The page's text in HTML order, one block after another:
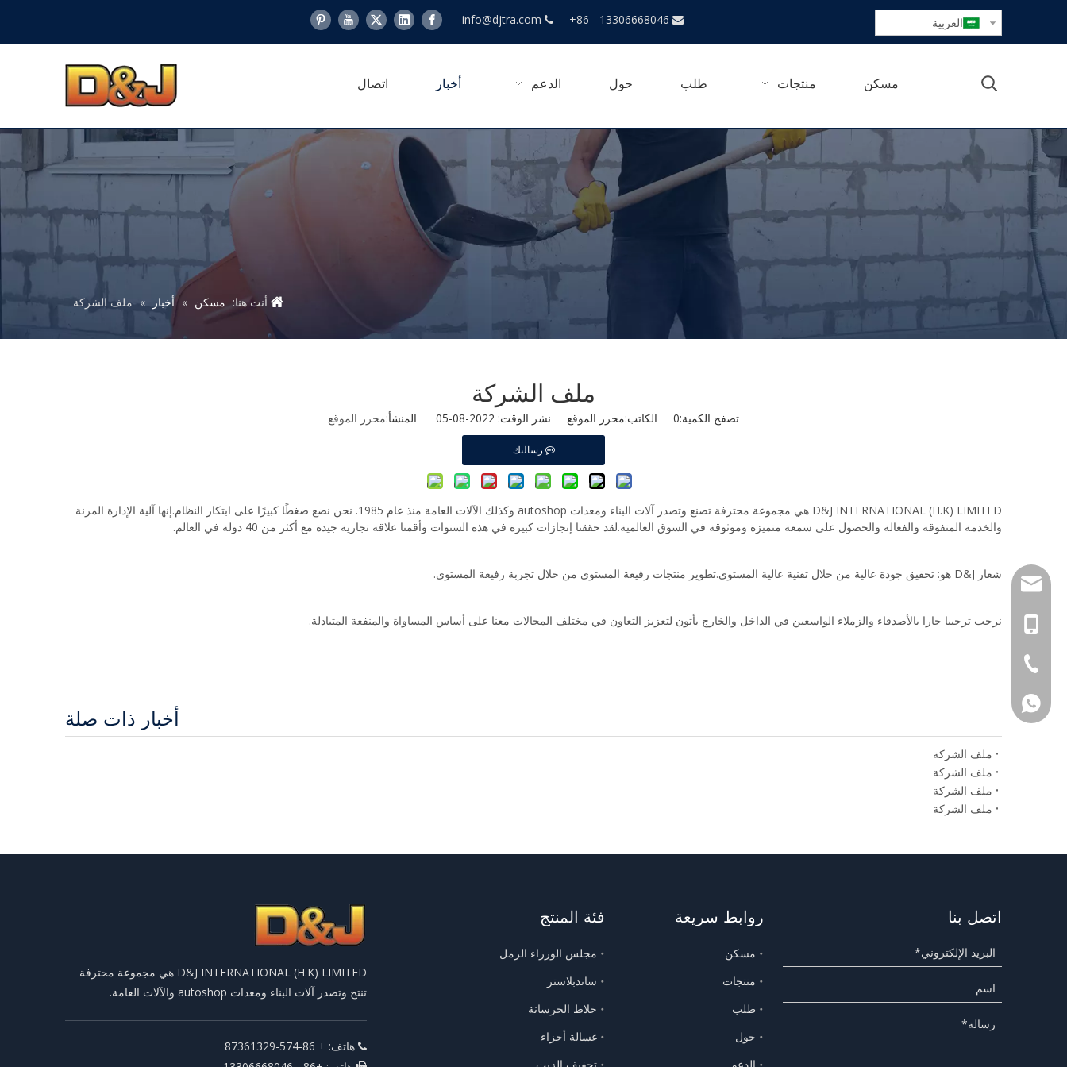

info@djtra.com  +86 - 13306668046 العربية
مسكن منتجات طلب حول الدعم أخبار اتصال
أنت هنا: مسكن » أخبار » ملف الشركة
ملف الشركة
تصفح الكمية:0 الكاتب:محرر الموقع نشر الوقت: 2022-08-05 المنشأ: محرر الموقع
رسالتك
D&J INTERNATIONAL (H.K) LIMITED هي مجموعة محترفة تصنع وتصدر آلات البناء ومعدات autoshop وكذلك الآلات العامة منذ عام 1985. نحن نضع ضغطًا كبيرًا على ابتكار النظام.إنها آلية الإدارة المرنة
والخدمة المتفوقة والفعالة والحصول على سمعة متميزة وموثوقة في السوق العالمية.لقد حققنا إنجازات كبيرة في هذه السنوات وأقمنا علاقة تجارية جيدة مع أكثر من 40 دولة في العالم.
شعار D&J هو: تحقيق جودة عالية من خلال تقنية عالية المستوى.تطوير منتجات رفيعة المستوى من خلال تجربة رفيعة المستوى.
نرحب ترحيبا حارا بالأصدقاء والزملاء الواسعين في الداخل والخارج يأتون لتعزيز التعاون في مختلف المجالات معنا على أساس المساواة والمنفعة المتبادلة.
أخبار ذات صلة
ملف الشركة
ملف الشركة
ملف الشركة
ملف الشركة
D&J INTERNATIONAL (H.K) LIMITED هي مجموعة محترفة
تنتج وتصدر آلات البناء ومعدات autoshop والآلات العامة.
 هاتف: + 86-574-87361329
فئة المنتج
مجلس الوزراء الرمل
ساندبلاستر
خلاط الخرسانة
غسالة أجزاء
روابط سريعة
مسكن
منتجات
طلب
حول
info@djtra.com
+86 -
+ 86-574-
+86 -
اتصل بنا